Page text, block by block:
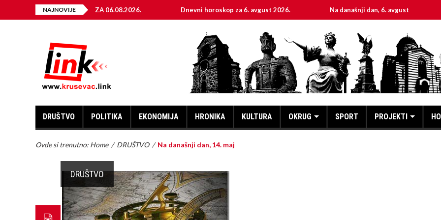
NAJNOVIJE
ENERGIJE ZA 06.08.2026. Dnevni horoskop za 6. avgust 2026. Na današnji dan, 6. avgust Sveta
DRUŠTVO POLITIKA EKONOMIJA HRONIKA KULTURA OKRUG SPORT PROJEKTI
Ovde si trenutno: Home / DRUŠTVO / Na današnji dan, 14. maj
DRUŠTVO